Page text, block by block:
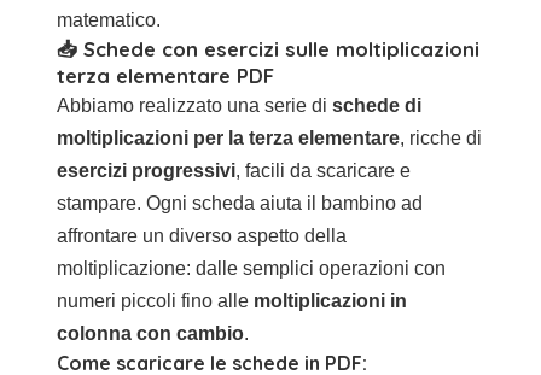
matematico.
📥 Schede con esercizi sulle moltiplicazioni
terza elementare PDF
Abbiamo realizzato una serie di schede di
moltiplicazioni per la terza elementare, ricche di
esercizi progressivi, facili da scaricare e
stampare. Ogni scheda aiuta il bambino ad
affrontare un diverso aspetto della
moltiplicazione: dalle semplici operazioni con
numeri piccoli fino alle moltiplicazioni in
colonna con cambio.
Come scaricare le schede in PDF: